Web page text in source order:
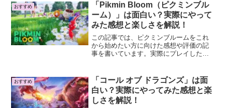
おすすめ
「Pikmin Bloom（ピクミンブル
ーム）」は面白い？実際にやって
みた感想と楽しさを解説！
この記事では、ピクミンブルームをこれ
から始めたい方に向けた感想や評価の記
事を書いています。実際にプレイしたお
おすすめ
「コール オブ ドラゴンズ」は面
白い？実際にやってみた感想と楽
しさを解説！